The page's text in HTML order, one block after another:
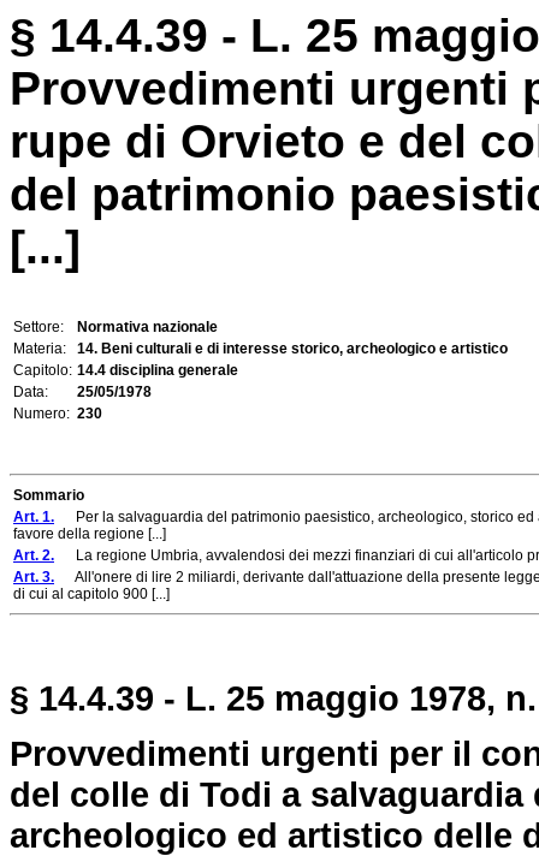
§ 14.4.39 - L. 25
Provvedimenti urgenti
rupe di Orvieto e del
del patrimonio
[...]
Settore:
Normativa nazionale
Materia:
14. Beni culturali e di interesse storico, archeologico e artistico
Capitolo: 14.4 disciplina generale
Data:
25/05/1978
Numero: 230
Sommario
Art. 1. Per la salvaguardia del patrimonio paesistico, archeologico, storico ed
favore della regione [...]
Art. 2. La regione Umbria, avvalendosi dei mezzi finanziari di cui all'articolo
Art. 3. All'onere di lire 2 miliardi, derivante dall'attuazione della presente
di cui al capitolo 900 [...]
§ 14.4.39 - L. 25 maggio 1978,
Provvedimenti urgenti per il
del colle di Todi a
archeologico ed artistico delle